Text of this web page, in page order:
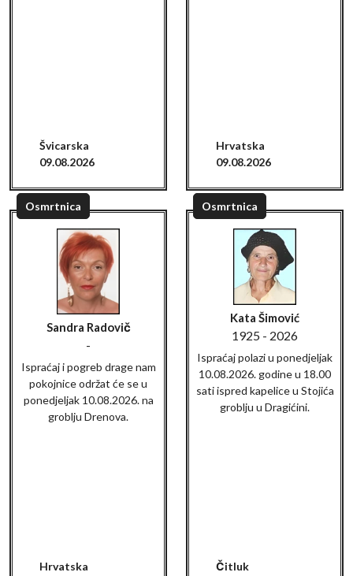
Švicarska
09.08.2026
Hrvatska
09.08.2026
Osmrtnica
Sandra Radovič
-
Ispraćaj i pogreb drage nam
pokojnice održat će se u
ponedjeljak 10.08.2026. na
groblju Drenova.
Hrvatska
Osmrtnica
Kata Šimović
1925 - 2026
Ispraćaj polazi u ponedjeljak
10.08.2026. godine u 18.00
sati ispred kapelice u Stojića
groblju u Dragićini.
Čitluk